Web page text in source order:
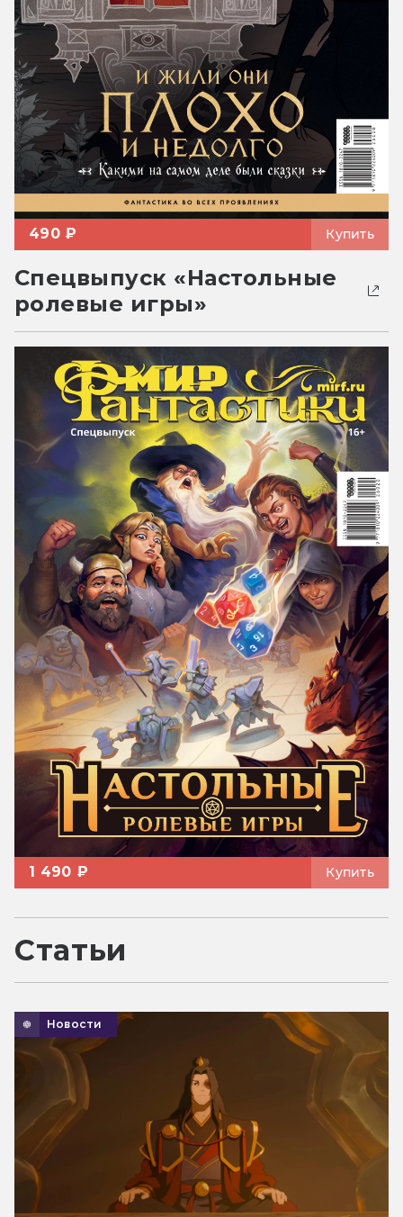
490 ₽ Купить
Спецвыпуск «Настольные
ролевые игры»
1 490 ₽ Купить
Статьи
Новости